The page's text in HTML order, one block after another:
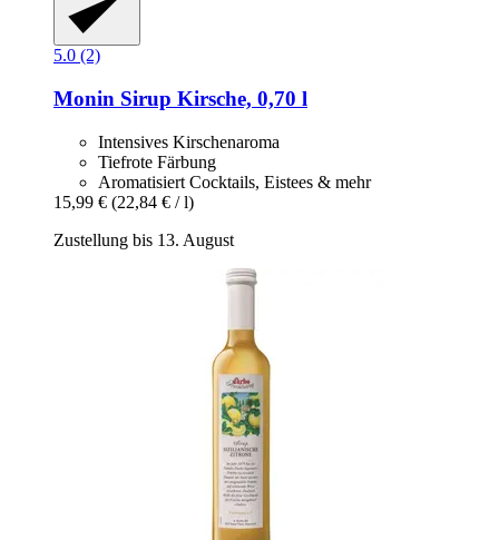
5.0 (2)
Monin Sirup Kirsche, 0,70 l
Intensives Kirschenaroma
Tiefrote Färbung
Aromatisiert Cocktails, Eistees & mehr
15,99 € (22,84 € / l)
Zustellung bis 13. August